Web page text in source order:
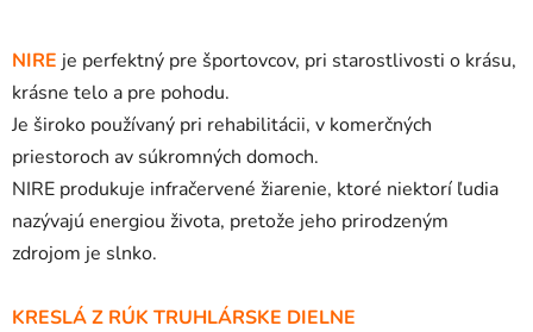
NIRE je perfektný pre športovcov, pri starostlivosti o krásu,
krásne telo a pre pohodu.
Je široko používaný pri rehabilitácii, v komerčných
priestoroch av súkromných domoch.
NIRE produkuje infračervené žiarenie, ktoré niektorí ľudia
nazývajú energiou života, pretože jeho prirodzeným
zdrojom je slnko.
KRESLÁ Z RÚK TRUHLÁRSKE DIELNE